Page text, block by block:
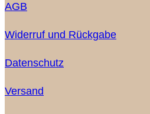
AGB
Widerruf und Rückgabe
Datenschutz
Versand